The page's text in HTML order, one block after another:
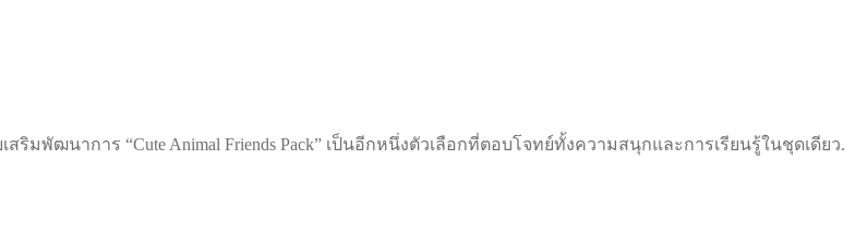
พัฒนาการ “Cute Animal Friends Pack” เป็นอีกหนึ่งตัวเลือกที่ตอบโจทย์ทั้งความสนุกและการเรียนรู้ในชุดเดียว.